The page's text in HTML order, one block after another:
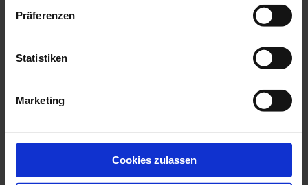
Präferenzen
Statistiken
Marketing
Cookies zulassen
we think you’ll like these